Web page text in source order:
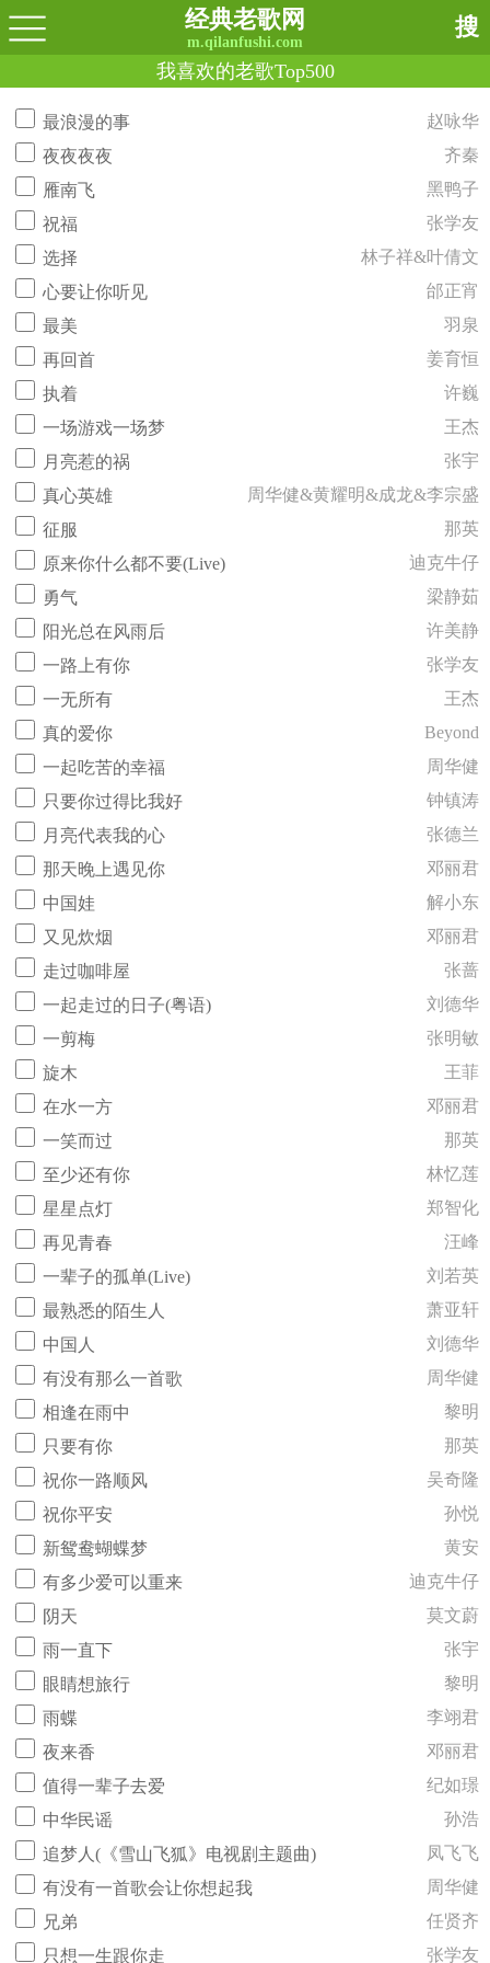
经典老歌网
m.qilanfushi.com
搜
我喜欢的老歌Top500
最浪漫的事
赵咏华
夜夜夜夜
齐秦
雁南飞
黑鸭子
祝福
张学友
选择
林子祥&叶倩文
心要让你听见
邰正宵
最美
羽泉
再回首
姜育恒
执着
许巍
一场游戏一场梦
王杰
月亮惹的祸
张宇
真心英雄
周华健&黄耀明&成龙&李宗盛
征服
那英
原来你什么都不要(Live)
迪克牛仔
勇气
梁静茹
阳光总在风雨后
许美静
一路上有你
张学友
一无所有
王杰
真的爱你
Beyond
一起吃苦的幸福
周华健
只要你过得比我好
钟镇涛
月亮代表我的心
张德兰
那天晚上遇见你
邓丽君
中国娃
解小东
又见炊烟
邓丽君
走过咖啡屋
张蔷
一起走过的日子(粤语)
刘德华
一剪梅
张明敏
旋木
王菲
在水一方
邓丽君
一笑而过
那英
至少还有你
林忆莲
星星点灯
郑智化
再见青春
汪峰
一辈子的孤单(Live)
刘若英
最熟悉的陌生人
萧亚轩
中国人
刘德华
有没有那么一首歌
周华健
相逢在雨中
黎明
只要有你
那英
祝你一路顺风
吴奇隆
祝你平安
孙悦
新鸳鸯蝴蝶梦
黄安
有多少爱可以重来
迪克牛仔
阴天
莫文蔚
雨一直下
张宇
眼睛想旅行
黎明
雨蝶
李翊君
夜来香
邓丽君
值得一辈子去爱
纪如璟
中华民谣
孙浩
追梦人(《雪山飞狐》电视剧主题曲)
凤飞飞
有没有一首歌会让你想起我
周华健
兄弟
任贤齐
只想一生跟你走
张学友